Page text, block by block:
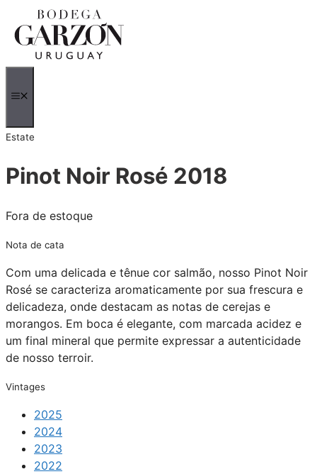
para
conteúdo
Estate
Pinot Noir Rosé 2018
Fora de estoque
Nota de cata
Com uma delicada e tênue cor salmão, nosso Pinot Noir
Rosé se caracteriza aromaticamente por sua frescura e
delicadeza, onde destacam as notas de cerejas e
morangos. Em boca é elegante, com marcada acidez e
um final mineral que permite expressar a autenticidade
de nosso terroir.
Vintages
2025
2024
2023
2022